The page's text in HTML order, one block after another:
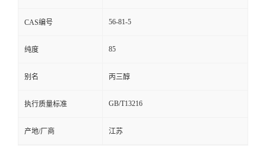
CAS编号 56-81-5
纯度 85
别名 丙三醇
执行质量标准 GB/T13216
产地/厂商 江苏